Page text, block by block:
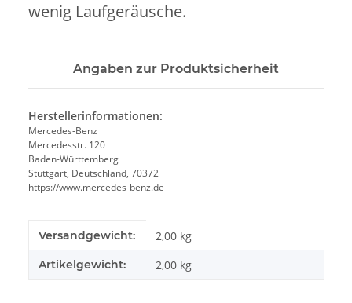
wenig Laufgeräusche.
Angaben zur Produktsicherheit
Herstellerinformationen:
Mercedes-Benz
Mercedesstr. 120
Baden-Württemberg
Stuttgart, Deutschland, 70372
https://www.mercedes-benz.de
Produkteigenschaft
Wert
Versandgewicht: 2,00 kg
Artikelgewicht: 2,00 kg